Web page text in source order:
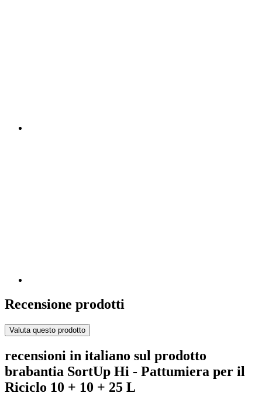
Recensione prodotti
Valuta questo prodotto
recensioni in italiano sul prodotto
brabantia SortUp Hi - Pattumiera per il
Riciclo 10 + 10 + 25 L